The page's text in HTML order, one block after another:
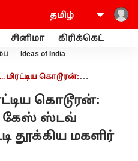
சினிமா கிரிக்கெட்
Ideas of India
மிரட்டிய கொடூரன்:
கொடூரன்:
கேஸ் ஸ்டவ்
தூக்கிய மகளிர்